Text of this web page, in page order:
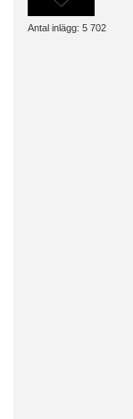
Antal inlägg: 5 702